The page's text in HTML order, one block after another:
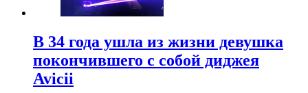
В 34 года ушла из жизни девушка
покончившего с собой диджея
Avicii